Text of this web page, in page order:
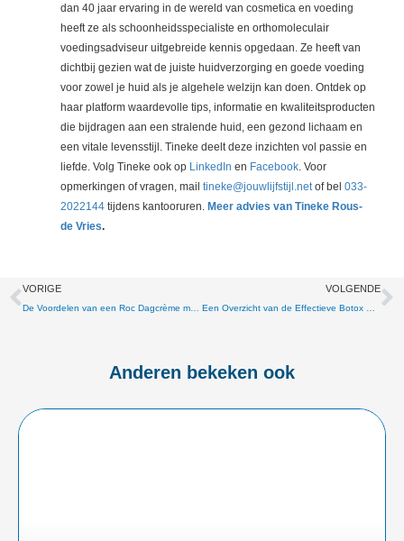
dan 40 jaar ervaring in de wereld van cosmetica en voeding
heeft ze als schoonheidsspecialiste en orthomoleculair
voedingsadviseur uitgebreide kennis opgedaan. Ze heeft van
dichtbij gezien wat de juiste huidverzorging en goede voeding
voor zowel je huid als je algehele welzijn kan doen. Ontdek op
haar platform waardevolle tips, informatie en kwaliteitsproducten
die bijdragen aan een stralende huid, een gezond lichaam en
een vitale levensstijl. Tineke deelt deze inzichten vol passie en
liefde. Volg Tineke ook op LinkedIn en Facebook . Voor
opmerkingen of vragen, mail tineke@jouwlijfstijl.net of bel 033-
2022144 tijdens kantooruren. Meer advies van Tineke Rous-
de Vries.
Vorige
VORIGE VOLGENDE
Anderen bekeken ook